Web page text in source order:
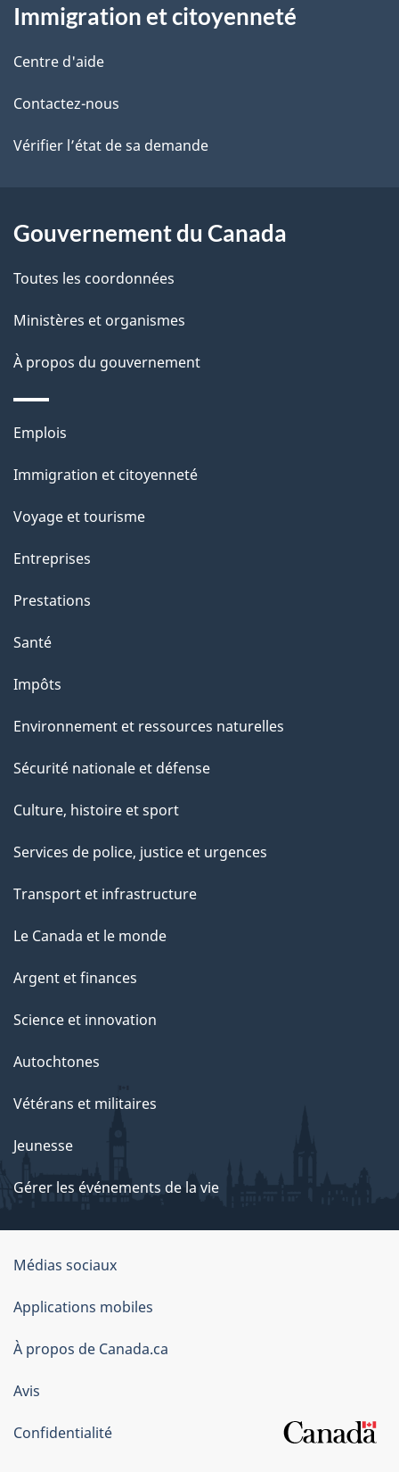
i
l
s
d
l
p
a
g
e
propos
de
ce
site
Immigration et citoyenneté
Centre d'aide
Contactez-nous
Vérifier l’état de sa demande
Gouvernement du Canada
Toutes les coordonnées
Ministères et organismes
À propos du gouvernement
Thèmes
sujets
Emplois
Immigration et citoyenneté
Voyage et tourisme
Entreprises
Prestations
Santé
Impôts
Environnement et ressources naturelles
Sécurité nationale et défense
Culture, histoire et sport
Services de police, justice et urgences
Transport et infrastructure
Le Canada et le monde
Argent et finances
Science et innovation
Autochtones
Vétérans et militaires
Jeunesse
Gérer les événements de la vie
Organisation
du
gouvernement
du
Canada
Médias sociaux
Applications mobiles
À propos de Canada.ca
Avis
Confidentialité